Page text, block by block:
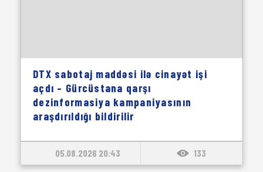
DTX sabotaj maddəsi ilə cinayət işi
açdı – Gürcüstana qarşı
dezinformasiya kampaniyasının
araşdırıldığı bildirilir
05.08.2026 20:43 133